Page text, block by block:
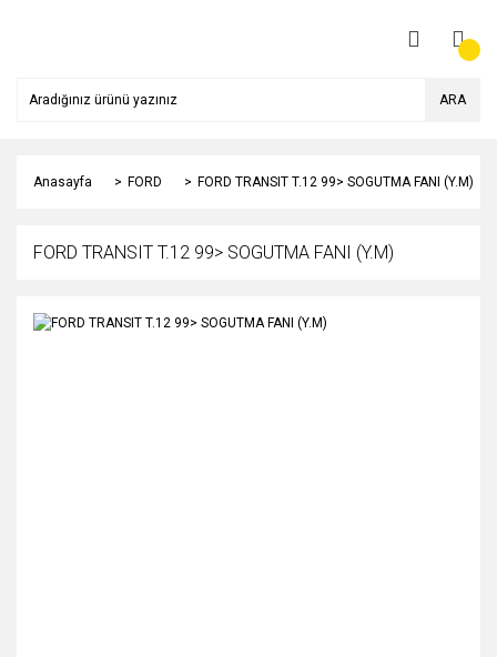
ARA
Anasayfa FORD FORD TRANSIT T.12 99> SOGUTMA FANI (Y.M)
FORD TRANSIT T.12 99> SOGUTMA FANI (Y.M)